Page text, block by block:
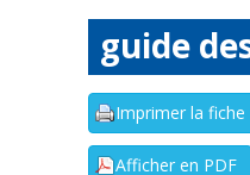
guide